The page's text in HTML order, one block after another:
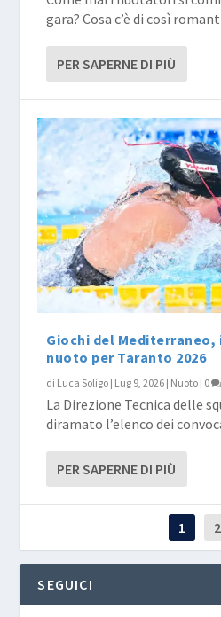
gara? Cosa c’è di così
PER SAPERNE DI PIÙ
Giochi del
nuoto per Taranto 2026
di Luca Soligo | Lug 9, 2026 | Nuoto | 0
La Direzione Tecnica delle
diramato l’elenco dei
PER SAPERNE DI PIÙ
1 2
SEGUICI